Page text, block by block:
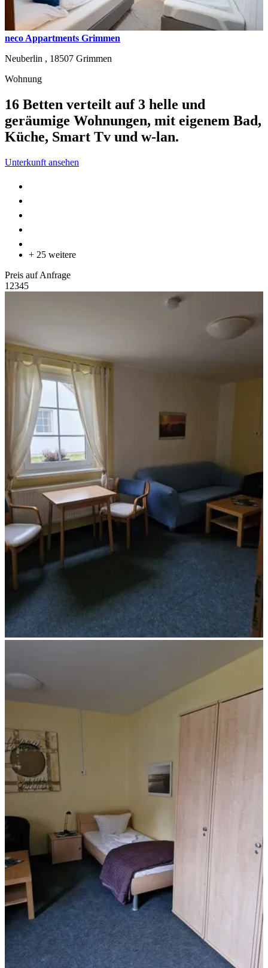
neco Appartments Grimmen
Neuberlin , 18507 Grimmen
Wohnung
16 Betten verteilt auf 3 helle und
geräumige Wohnungen, mit eigenem Bad,
Küche, Smart Tv und w-lan.
Unterkunft ansehen
+ 25 weitere
Preis auf Anfrage
1 2345